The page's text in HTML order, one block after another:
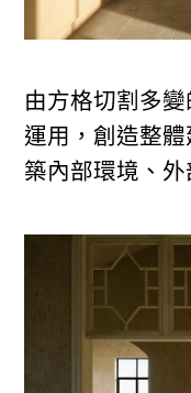
由方格切割多
運用，創造整
築內部環境、